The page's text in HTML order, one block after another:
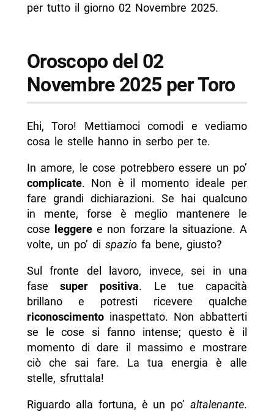
per tutto il giorno 02 Novembre 2025.
Oroscopo del 02
Novembre 2025 per Toro
Ehi, Toro! Mettiamoci comodi e vediamo
cosa le stelle hanno in serbo per te.
In amore, le cose potrebbero essere un po’
complicate. Non è il momento ideale per
fare grandi dichiarazioni. Se hai qualcuno
in mente, forse è meglio mantenere le
cose
leggere e non forzare la situazione. A
volte, un po’ di spaziofa bene, giusto?
Sul fronte del lavoro, invece, sei in una
fasesuper positiva. Le tue capacità
brillano e potresti ricevere qualche
riconoscimentoinaspettato. Non abbatterti
se le cose si fanno intense; questo è il
momento di dare il massimo e mostrare
ciò che sai fare. La tua energia è alle
stelle, sfruttala!
Riguardo alla fortuna, è un po’altalenante.